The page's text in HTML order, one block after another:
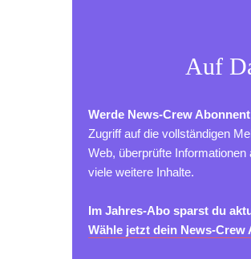
Auf
Werde News-Crew
Zugriff auf die vollständigen
Web, überprüfte
viele weitere Inhalte.
Im Jahres-Abo sparst du
Wähle jetzt dein News-Crew